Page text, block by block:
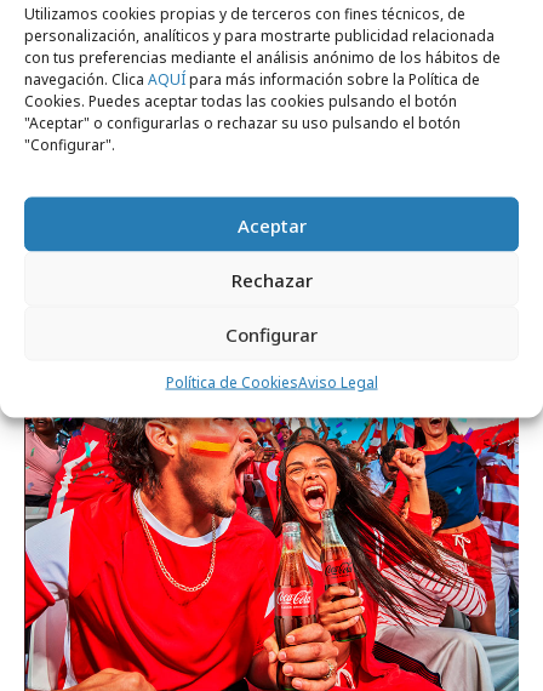
Utilizamos cookies propias y de terceros con fines técnicos, de
personalización, analíticos y para mostrarte publicidad relacionada
con tus preferencias mediante el análisis anónimo de los hábitos de
navegación. Clica AQUÍpara más información sobre la Política de
Cookies. Puedes aceptar todas las cookies pulsando el botón
"Aceptar" o configurarlas o rechazar su uso pulsando el botón
"Configurar".
Aceptar
Rechazar
Configurar
Política de CookiesAviso Legal
España estrena en primicia europea el
Empresas y Negocios